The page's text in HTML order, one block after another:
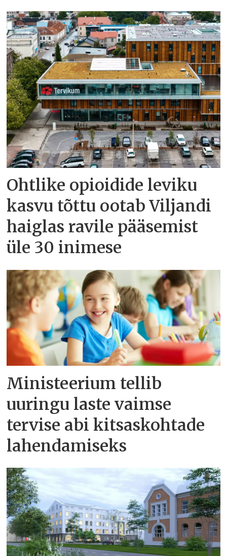
Ohtlike opioidide leviku
kasvu tõttu ootab Viljandi
haiglas ravile pääsemist
üle 30 inimese
Ministeerium tellib
uuringu laste vaimse
tervise abi kitsaskohtade
lahendamiseks